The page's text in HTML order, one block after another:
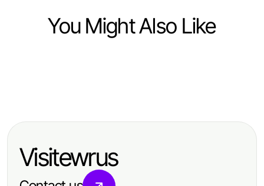
You Might Also Like
unvergessliches Wandern in Irland
Fuerteventura: Ein umfassender
Visitewrus